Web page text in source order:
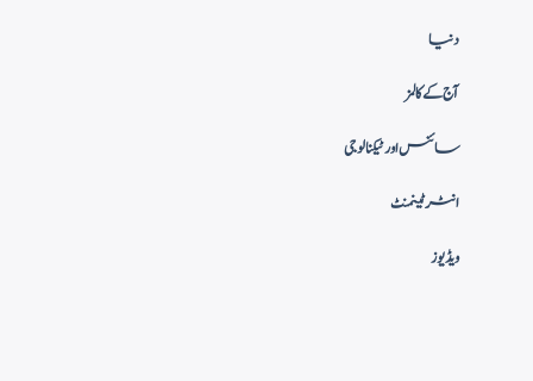
دنیا
آج کے کالمز
سائنس اور ٹیکنالوجی
انٹرٹینمنٹ
ویڈیوز